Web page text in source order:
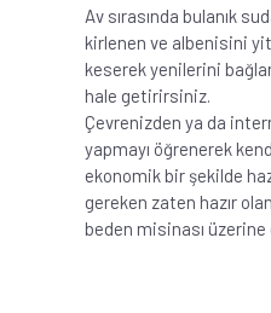
Av sırasında bulanık
kirlenen ve albenisini
keserek yenilerini bağlar
hale getirirsiniz.
Çevrenizden ya da
yapmayı öğrenerek
ekonomik bir şekilde
gereken zaten hazır
beden misinası